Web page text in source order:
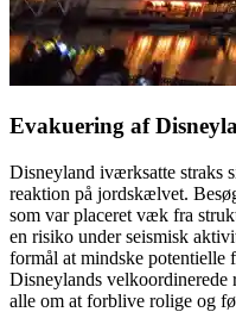
Evakuering af
Disneyland iværksatte straks
reaktion på jordskælvet.
som var placeret væk fra
en risiko under seismisk
formål at mindske potentielle
Disneylands velkoordinerede
alle om at forblive rolige og